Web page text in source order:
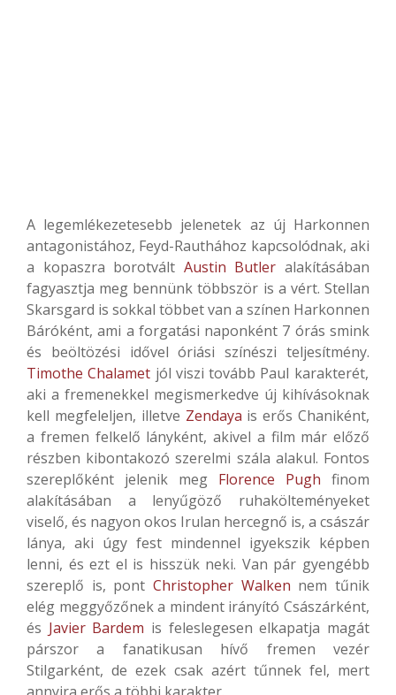
A legemlékezetesebb jelenetek az új Harkonnen
antagonistához, Feyd-Rauthához kapcsolódnak, aki
a kopaszra borotvált Austin Butler alakításában
fagyasztja meg bennünk többször is a vért. Stellan
Skarsgard is sokkal többet van a színen Harkonnen
Báróként, ami a forgatási naponként 7 órás smink
és beöltözési idővel óriási színészi teljesítmény.
Timothe Chalamet jól viszi tovább Paul karakterét,
aki a fremenekkel megismerkedve új kihívásoknak
kell megfeleljen, illetve Zendaya is erős Chaniként,
a fremen felkelő lányként, akivel a film már előző
részben kibontakozó szerelmi szála alakul. Fontos
szereplőként jelenik meg Florence Pugh finom
alakításában a lenyűgöző ruhakölteményeket
viselő, és nagyon okos Irulan hercegnő is, a császár
lánya, aki úgy fest mindennel igyekszik képben
lenni, és ezt el is hisszük neki. Van pár gyengébb
szereplő is, pont Christopher Walken nem tűnik
elég meggyőzőnek a mindent irányító Császárként,
és Javier Bardem is feleslegesen elkapatja magát
párszor a fanatikusan hívő fremen vezér
Stilgarként, de ezek csak azért tűnnek fel, mert